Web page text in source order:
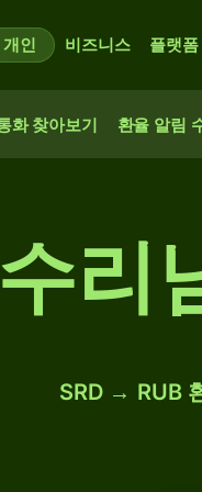
개인 비즈니스 플랫폼
화 찾아보기 환율 알림
리
SRD → RUB